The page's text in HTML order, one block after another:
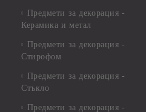
Предмети за декорация -
Керамика и метал
Предмети за декорация -
Стирофом
Предмети за декорация -
Стъкло
Предмети за декорация -